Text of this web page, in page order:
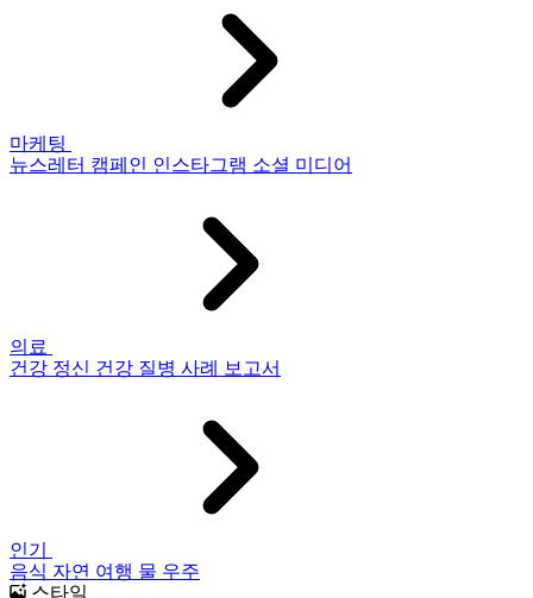
마케팅
뉴스레터 캠페인 인스타그램 소셜 미디어
의료
건강 정신 건강 질병 사례 보고서
인기
음식 자연 여행 물 우주
스타일